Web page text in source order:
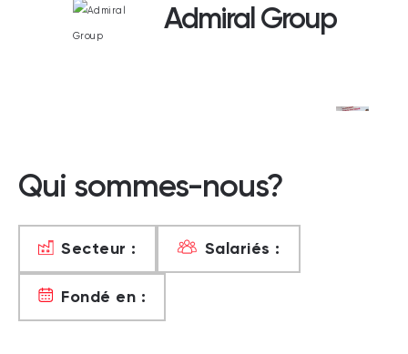
Admiral Group
Qui sommes-nous?
Secteur : Salariés :
Fondé en :